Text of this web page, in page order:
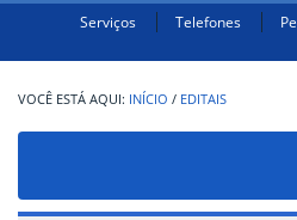
Serviços Telefones
INÍCIO / EDITAIS